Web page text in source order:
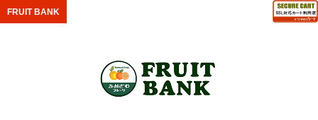
FRUIT BANK